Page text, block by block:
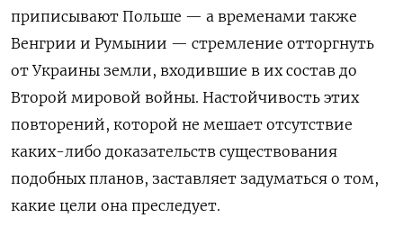
приписывают Польше — а временами также
Венгрии и Румынии — стремление отторгнуть
от Украины земли, входившие в их состав до
Второй мировой войны. Настойчивость этих
повторений, которой не мешает отсутствие
каких-либо доказательств существования
подобных планов, заставляет задуматься о том,
какие цели она преследует.